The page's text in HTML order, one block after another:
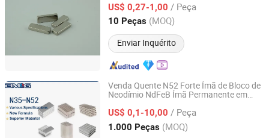
US$ 0,27-1,00 / Peça
10 Peças (MOQ)
Enviar Inquérito
Zhejiang, China Desde 2020
Venda Quente N52 Forte Ímã de Bloco de
Neodímio NdFeB Ímã Permanente em
US$ 0,1-10,00 / Peça
1.000 Peças (MOQ)
Ningbo Bestway Magnet Co., Ltd.
Zhejiang, China Desde 2006